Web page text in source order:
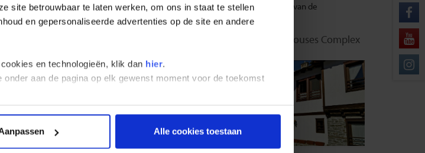
site betrouwbaar te laten werken, om ons in staat te stellen
en gepersonaliseerde advertenties op de site en andere
en technologieën, klik dan hier.
aan de pagina op elk gewenst moment voor de toekomst
Alle cookies toestaan
De afbeeldingen zijn met zorg uitgezocht maar kunnen verschillen van de
Kosovo - Kosovo Houses Complex